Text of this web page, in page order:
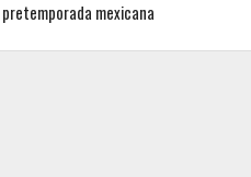
mexicana